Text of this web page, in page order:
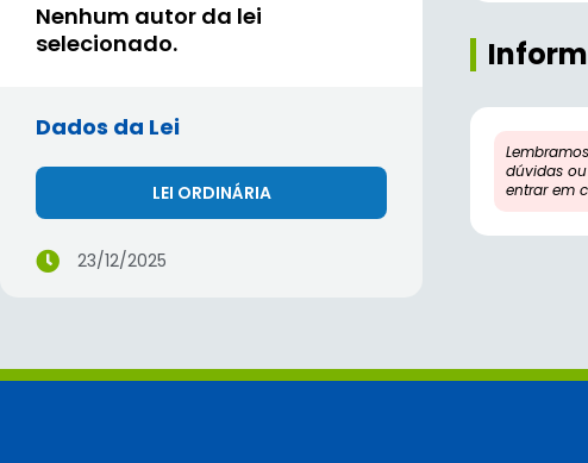
Nenhum autor da lei
selecionado.
Dados da Lei
LEI ORDINÁRIA
23/12/2025
dúvidas
entrar em